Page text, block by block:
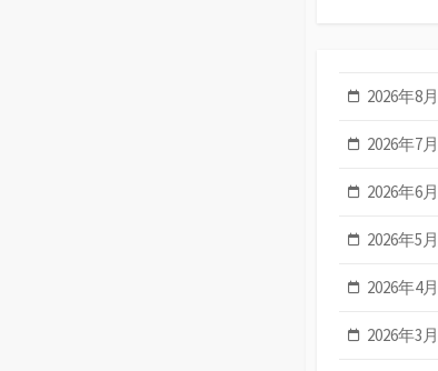
2026年8月
2026年7月
2026年6月
2026年5月
2026年4月
2026年3月